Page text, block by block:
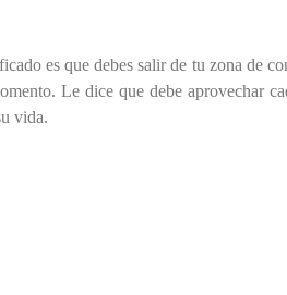
es que debes salir de tu zona de
Le dice que debe aprovechar
vida.